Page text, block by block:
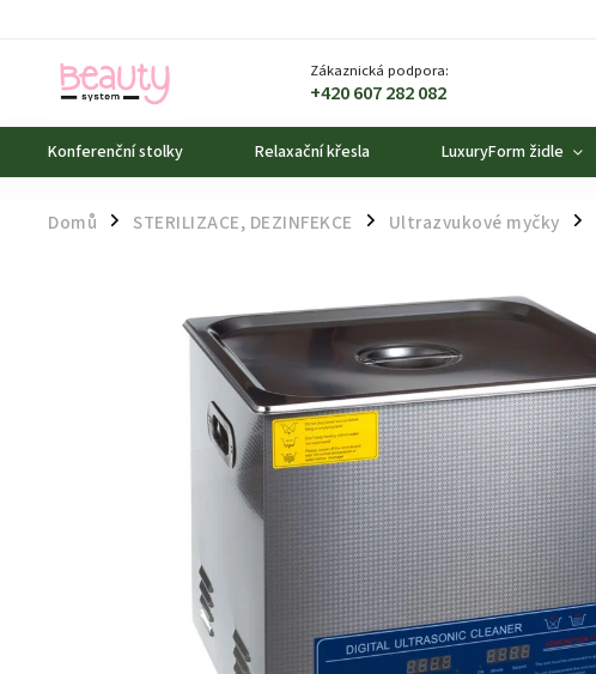
Zákaznická podpora:
+420 607 282 082
Konferenční stolky Relaxační křesla LuxuryForm židle
Domů / STERILIZACE, DEZINFEKCE / Ultrazvukové myčky /